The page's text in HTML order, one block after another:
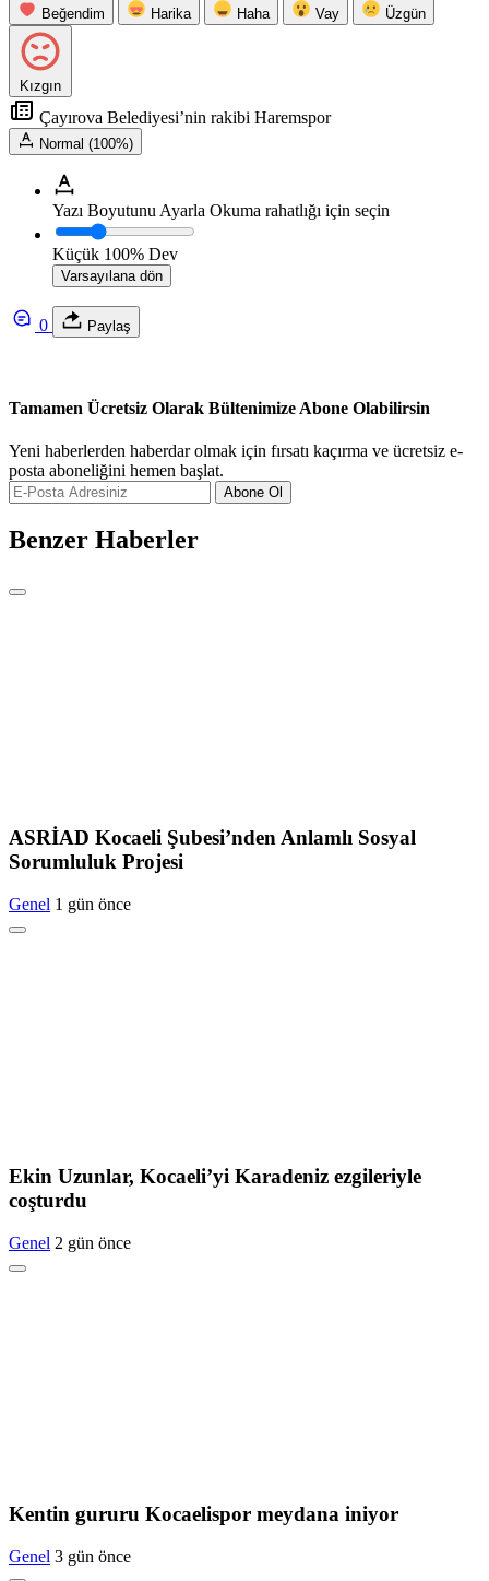
Beğendim Harika Haha Vay Üzgün
Kızgın
Çayırova Belediyesi’nin rakibi Haremspor
Normal (100%)
Yazı Boyutunu Ayarla Okuma rahatlığı için seçin
Küçük 100% Dev
Varsayılana dön
0 Paylaş
Tamamen Ücretsiz Olarak Bültenimize Abone Olabilirsin
Yeni haberlerden haberdar olmak için fırsatı kaçırma ve ücretsiz e-
posta aboneliğini hemen başlat.
Abone Ol
Benzer Haberler
ASRİAD Kocaeli Şubesi’nden Anlamlı Sosyal
Sorumluluk Projesi
Genel 1 gün önce
Ekin Uzunlar, Kocaeli’yi Karadeniz ezgileriyle
coşturdu
Genel 2 gün önce
Kentin gururu Kocaelispor meydana iniyor
Genel 3 gün önce